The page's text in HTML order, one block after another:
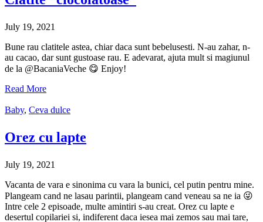
July 19, 2021
Bune rau clatitele astea, chiar daca sunt bebelusesti. N-au zahar, n-
au cacao, dar sunt gustoase rau. E adevarat, ajuta mult si magiunul
de la @BacaniaVeche 😋 Enjoy!
Read More
Baby, Ceva dulce
Orez cu lapte
July 19, 2021
Vacanta de vara e sinonima cu vara la bunici, cel putin pentru mine.
Plangeam cand ne lasau parintii, plangeam cand veneau sa ne ia 😜
Intre cele 2 episoade, multe amintiri s-au creat. Orez cu lapte e
desertul copilariei si, indiferent daca iesea mai zemos sau mai tare,